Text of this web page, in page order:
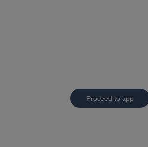
Proceed to app